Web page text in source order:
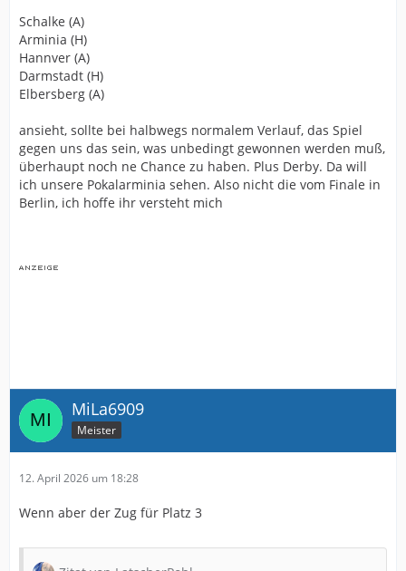
Schalke (A)
Arminia (H)
Hannver (A)
Darmstadt (H)
Elbersberg (A)
ansieht, sollte bei halbwegs normalem Verlauf, das Spiel
gegen uns das sein, was unbedingt gewonnen werden muß,
überhaupt noch ne Chance zu haben. Plus Derby. Da will
ich unsere Pokalarminia sehen. Also nicht die vom Finale in
Berlin, ich hoffe ihr versteht mich
MiLa6909
Meister
12. April 2026 um 18:28
Wenn aber der Zug für Platz 3